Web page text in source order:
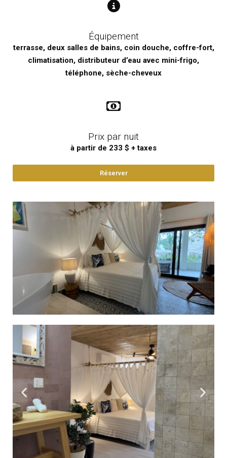
Équipement
terrasse, deux salles de bains, coin douche, coffre-fort,
climatisation, distributeur d’eau avec mini-frigo,
téléphone, sèche-cheveux
Prix par nuit
à partir de 233 $ + taxes
Réserver